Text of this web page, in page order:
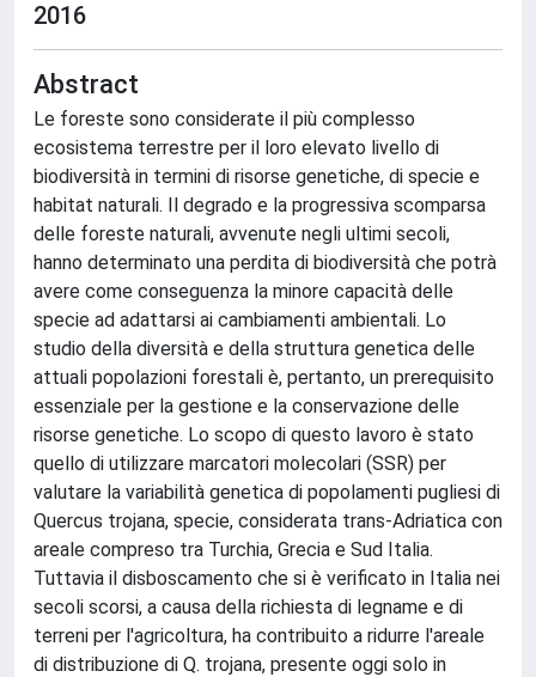
2016
Abstract
Le foreste sono considerate il più complesso
ecosistema terrestre per il loro elevato livello di
biodiversità in termini di risorse genetiche, di specie e
habitat naturali. Il degrado e la progressiva scomparsa
delle foreste naturali, avvenute negli ultimi secoli,
hanno determinato una perdita di biodiversità che potrà
avere come conseguenza la minore capacità delle
specie ad adattarsi ai cambiamenti ambientali. Lo
studio della diversità e della struttura genetica delle
attuali popolazioni forestali è, pertanto, un prerequisito
essenziale per la gestione e la conservazione delle
risorse genetiche. Lo scopo di questo lavoro è stato
quello di utilizzare marcatori molecolari (SSR) per
valutare la variabilità genetica di popolamenti pugliesi di
Quercus trojana, specie, considerata trans-Adriatica con
areale compreso tra Turchia, Grecia e Sud Italia.
Tuttavia il disboscamento che si è verificato in Italia nei
secoli scorsi, a causa della richiesta di legname e di
terreni per l'agricoltura, ha contribuito a ridurre l'areale
di distribuzione di Q. trojana, presente oggi solo in